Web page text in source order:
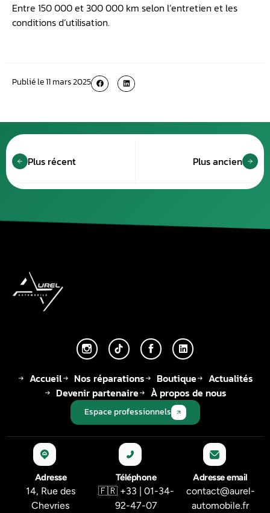
Entre 150 000 et 300 000 km selon l’entretien et les
conditions d’utilisation.
Publié le11 mars 2025
Plus récent Plus ancien
Accueil Nos réparations Boutique
Actualités
Devenir partenaire
À propos de nous
Espace professionnels
Adresse
14, Rue des
Chevries
Téléphone
🇫🇷 +33 | 01-34-
92-47-07
Adresse email
contact@aurel-
automobile.fr